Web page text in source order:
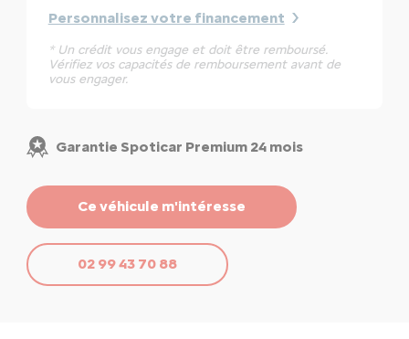
Personnalisez votre financement
* Un crédit vous engage et doit être remboursé.
Vérifiez vos capacités de remboursement avant de
vous engager.
Garantie Spoticar Premium 24 mois
Ce véhicule m'intéresse
02 99 43 70 88